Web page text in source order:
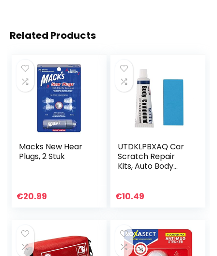
Related Products
Macks New Hear
Plugs, 2 Stuk
€20.99
UTDKLPBXAQ Car
Scratch Repair
Kits, Auto Body
Accessories Fix It
€10.49